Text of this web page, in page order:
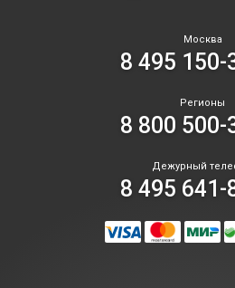
Москва
8 495 150-
Регионы
8 800 500-
Дежурный
8 495 641-